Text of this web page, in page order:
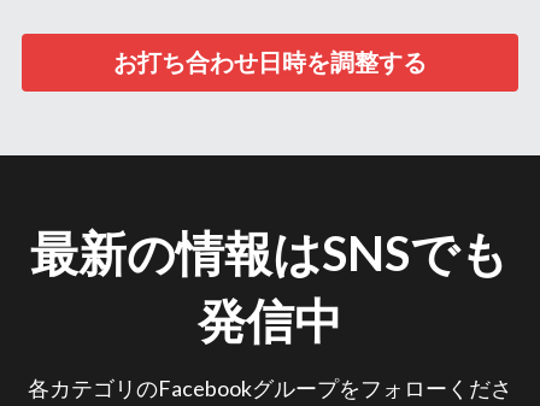
お打ち合わせ日時を調整する
最新の情報はSNSでも
発信中
各カテゴリのFacebookグループをフォローくださ